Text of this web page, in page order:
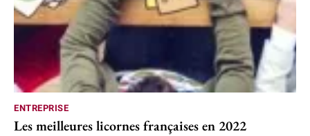
ENTREPRISE
Les meilleures licornes françaises en 2022